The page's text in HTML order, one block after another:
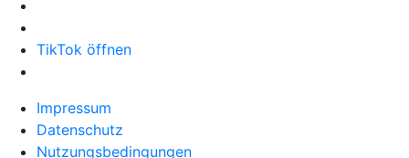
TikTok öffnen
Impressum
Datenschutz
Nutzungsbedingungen